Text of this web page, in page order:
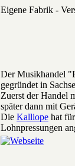
Eigene Fabrik -
Der Musikhandel
gegründet in
Zuerst der Handel
später dann mit
Die Kalliope hat
Lohnpressungen